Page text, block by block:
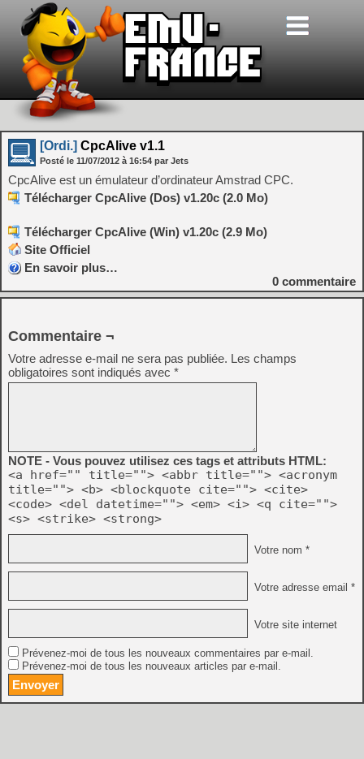
[Ordi.] CpcAlive v1.1
Posté le 11/07/2012 à 16:54 par Jets
CpcAlive est un émulateur d’ordinateur Amstrad CPC.
Télécharger CpcAlive (Dos) v1.20c (2.0 Mo)
Télécharger CpcAlive (Win) v1.20c (2.9 Mo)
Site Officiel
En savoir plus…
0 commentaire
Commentaire ¬
Votre adresse e-mail ne sera pas publiée. Les champs
obligatoires sont indiqués avec *
NOTE - Vous pouvez utilisez ces tags et attributs HTML:
<a href="" title=""> <abbr title=""> <acronym
title=""> <b> <blockquote cite=""> <cite>
<code> <del datetime=""> <em> <i> <q cite="">
<s> <strike> <strong>
Votre nom *
Votre adresse email *
Votre site internet
Prévenez-moi de tous les nouveaux commentaires par e-mail.
Prévenez-moi de tous les nouveaux articles par e-mail.